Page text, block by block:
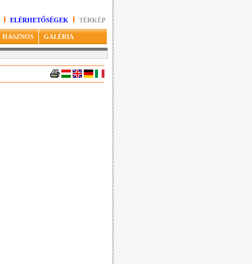
ELÉRHETŐSÉGEK TÉRKÉP
HASZNOS GALÉRIA